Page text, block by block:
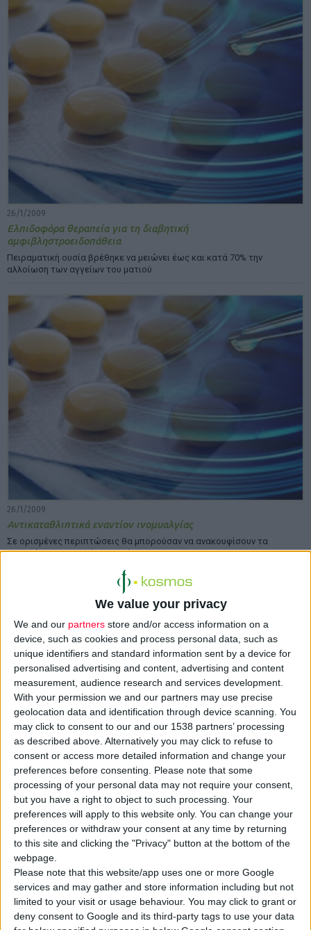
We value your privacy
We and our partners store and/or access information on a
device, such as cookies and process personal data, such as
unique identifiers and standard information sent by a device for
personalised advertising and content, advertising and content
measurement, audience research and services development.
With your permission we and our partners may use precise
geolocation data and identification through device scanning. You
may click to consent to our and our 1538 partners’ processing
as described above. Alternatively you may click to refuse to
consent or access more detailed information and change your
preferences before consenting.
Please note that some
processing of your personal data may not require your consent,
but you have a right to object to such processing. Your
preferences will apply to this website only. You can change your
preferences or withdraw your consent at any time by returning
to this site and clicking the "Privacy" button at the bottom of the
webpage.
Please note that this website/app uses one or more Google
services and may gather and store information including but not
limited to your visit or usage behaviour. You may click to grant or
deny consent to Google and its third-party tags to use your data
26/1/2009
Ελπιδοφόρα θεραπεία για τη διαβητική
αμφιβληστροειδοπάθεια
Πειραματική ουσία βρέθηκε να μειώνει έως και κατά 70% την
αλλοίωση των αγγείων του ματιού
26/1/2009
Αντικαταθλιπτικά εναντίον ινομυαλγίας
Σε ορισμένες περιπτώσεις θα μπορούσαν να ανακουφίσουν τα
συμπτώματα της επίπονης πάθησης
22/1/2009
Πειραματικό μικροβιοκτόνο κατά του έρπη
Προστατεύει από τη μόλυνση έως και για μια εβδομάδα μετά την
τοπική εφαρμογή του